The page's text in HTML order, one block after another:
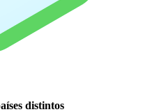
distintos